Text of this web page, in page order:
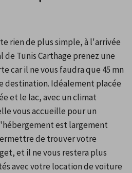
rien de plus simple, à l'arrivée
Tunis Carthage prenez une
car il ne vous faudra que 45 mn
destination. Idéalement placée
et le lac, avec un climat
vous accueille pour un
est largement
de trouver votre
et il ne vous restera plus
avec votre location de voiture